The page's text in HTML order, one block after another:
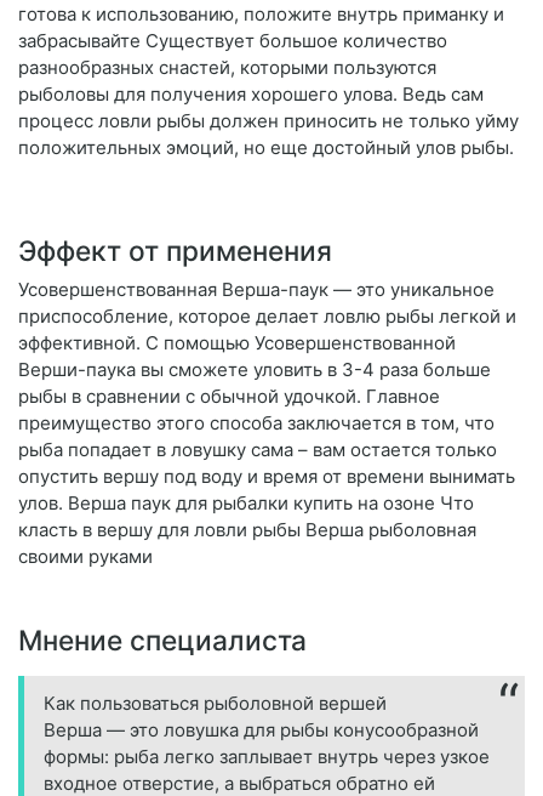
готова к использованию, положите внутрь приманку и
забрасывайте Существует большое количество
разнообразных снастей, которыми пользуются
рыболовы для получения хорошего улова. Ведь сам
процесс ловли рыбы должен приносить не только уйму
положительных эмоций, но еще достойный улов рыбы.
Эффект от применения
Усовершенствованная Верша-паук — это уникальное
приспособление, которое делает ловлю рыбы легкой и
эффективной. С помощью Усовершенствованной
Верши-паука вы сможете уловить в 3-4 раза больше
рыбы в сравнении с обычной удочкой. Главное
преимущество этого способа заключается в том, что
рыба попадает в ловушку сама – вам остается только
опустить вершу под воду и время от времени вынимать
улов. Верша паук для рыбалки купить на озоне Что
класть в вершу для ловли рыбы Верша рыболовная
своими руками
Мнение специалиста
Как пользоваться рыболовной вершей
Верша — это ловушка для рыбы конусообразной
формы: рыба легко заплывает внутрь через узкое
входное отверстие, а выбраться обратно ей